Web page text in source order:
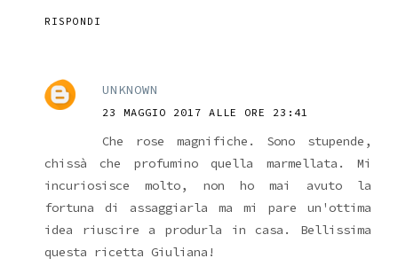
RISPONDI
UNKNOWN
23 MAGGIO 2017 ALLE ORE 23:41
Che rose magnifiche. Sono stupende,
chissà che profumino quella marmellata. Mi
incuriosisce molto, non ho mai avuto la
fortuna di assaggiarla ma mi pare un'ottima
idea riuscire a produrla in casa. Bellissima
questa ricetta Giuliana!